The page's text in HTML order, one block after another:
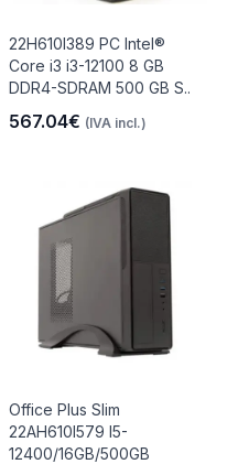
22H610I389 PC Intel®
Core i3 i3-12100 8 GB
DDR4-SDRAM 500 GB S..
567.04€ (IVA incl.)
Office Plus Slim
22AH610I579 I5-
12400/16GB/500GB